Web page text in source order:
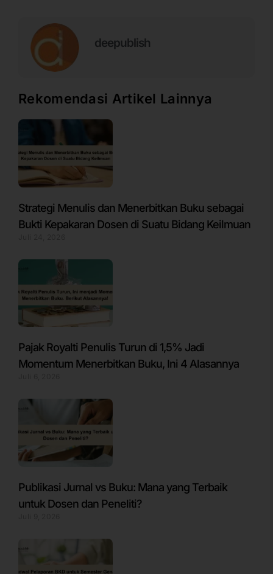
deepublish
Rekomendasi Artikel Lainnya
Strategi Menulis dan Menerbitkan Buku sebagai
Bukti Kepakaran Dosen di Suatu Bidang Keilmuan
Pajak Royalti Penulis Turun di 1,5% Jadi
Momentum Menerbitkan Buku, Ini 4 Alasannya
Publikasi Jurnal vs Buku: Mana yang Terbaik
untuk Dosen dan Peneliti?